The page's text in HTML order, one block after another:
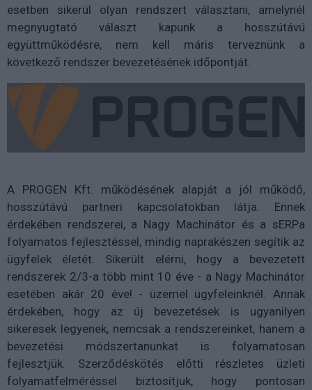
esetben sikerül olyan rendszert választani, amelynél
megnyugtató választ kapunk a hosszútávú
együttműködésre, nem kell máris terveznünk a
következő rendszer bevezetésének időpontját.
A PROGEN Kft. működésének alapját a jól működő,
hosszútávú partneri kapcsolatokban látja. Ennek
érdekében rendszerei, a Nagy Machinátor és a sERPa
folyamatos fejlesztéssel, mindig naprakészen segítik az
ügyfelek életét. Sikerült elérni, hogy a bevezetett
rendszerek 2/3-a több mint 10 éve - a Nagy Machinátor
esetében akár 20 éve! - üzemel ügyfeleinknél. Annak
érdekében, hogy az új bevezetések is ugyanilyen
sikeresek legyenek, nemcsak a rendszereinket, hanem a
bevezetési módszertanunkat is folyamatosan
fejlesztjük. Szerződéskötés előtti részletes üzleti
folyamatfelméréssel biztosítjuk, hogy pontosan